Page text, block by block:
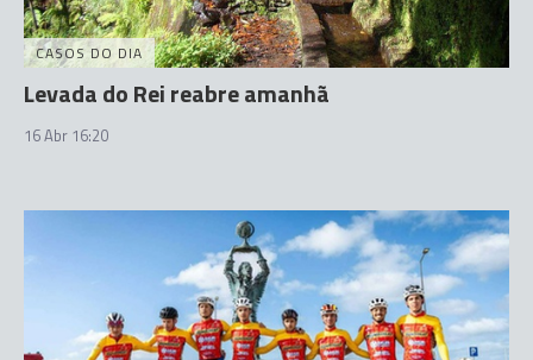
CASOS DO DIA
Levada do Rei reabre amanhã
16 Abr 16:20